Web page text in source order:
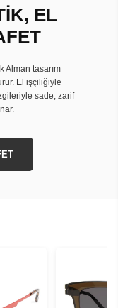
EL
Alman tasarım
El işçiliğiyle
sade, zarif